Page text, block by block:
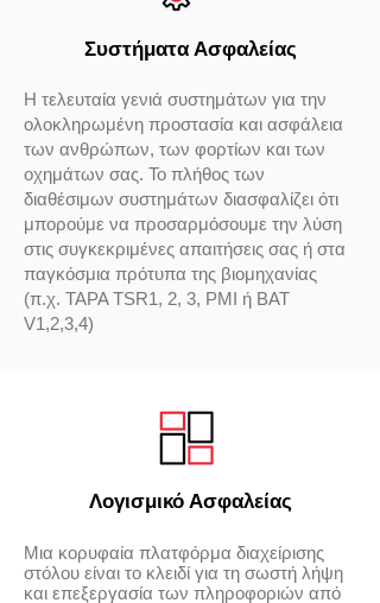
Συστήματα Ασφαλείας
Η τελευταία γενιά συστημάτων για την
ολοκληρωμένη προστασία και ασφάλεια
των ανθρώπων, των φορτίων και των
οχημάτων σας. Το πλήθος των
διαθέσιμων συστημάτων διασφαλίζει ότι
μπορούμε να προσαρμόσουμε την λύση
στις συγκεκριμένες απαιτήσεις σας ή στα
παγκόσμια πρότυπα της βιομηχανίας
(π.χ. TAPA TSR1, 2, 3, PMI ή BAT
V1,2,3,4)
Λογισμικό Ασφαλείας
Μια κορυφαία πλατφόρμα διαχείρισης
στόλου είναι το κλειδί για τη σωστή λήψη
και επεξεργασία των πληροφοριών από